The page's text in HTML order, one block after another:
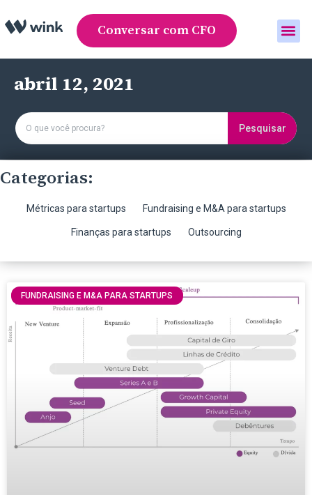
Conversar com CFO
abril 12, 2021
Pesquisar
Categorias:
Métricas para startups Fundraising e M&A para startups
Finanças para startups Outsourcing
FUNDRAISING E M&A PARA STARTUPS